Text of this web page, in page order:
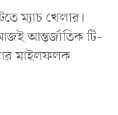
ম্যাচ খেলার।
আন্তর্জাতিক টি-
মাইলফলক